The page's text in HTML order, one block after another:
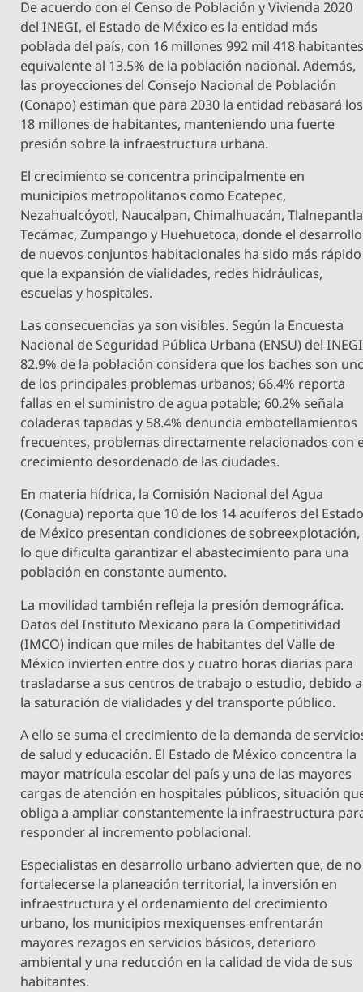
De acuerdo con el Censo de Población y Vivienda 2020
del INEGI, el Estado de México es la entidad más
poblada del país, con 16 millones 992 mil 418
equivalente al 13.5% de la población nacional. Además,
las proyecciones del Consejo Nacional de Población
(Conapo) estiman que para 2030 la entidad rebasará los
18 millones de habitantes, manteniendo una fuerte
presión sobre la infraestructura urbana.
El crecimiento se concentra principalmente en
municipios metropolitanos como Ecatepec,
Nezahualcóyotl, Naucalpan, Chimalhuacán,
Tecámac, Zumpango y Huehuetoca, donde el desarrollo
de nuevos conjuntos habitacionales ha sido más rápido
que la expansión de vialidades, redes hidráulicas,
escuelas y hospitales.
Las consecuencias ya son visibles. Según la Encuesta
Nacional de Seguridad Pública Urbana (ENSU) del
82.9% de la población considera que los baches son
de los principales problemas urbanos; 66.4% reporta
fallas en el suministro de agua potable; 60.2% señala
coladeras tapadas y 58.4% denuncia embotellamientos
frecuentes, problemas directamente relacionados con
crecimiento desordenado de las ciudades.
En materia hídrica, la Comisión Nacional del Agua
(Conagua) reporta que 10 de los 14 acuíferos del
de México presentan condiciones de sobreexplotación,
lo que dificulta garantizar el abastecimiento para una
población en constante aumento.
La movilidad también refleja la presión demográfica.
Datos del Instituto Mexicano para la Competitividad
(IMCO) indican que miles de habitantes del Valle de
México invierten entre dos y cuatro horas diarias para
trasladarse a sus centros de trabajo o estudio, debido a
la saturación de vialidades y del transporte público.
A ello se suma el crecimiento de la demanda de
de salud y educación. El Estado de México concentra la
mayor matrícula escolar del país y una de las mayores
cargas de atención en hospitales públicos, situación
obliga a ampliar constantemente la infraestructura
responder al incremento poblacional.
Especialistas en desarrollo urbano advierten que, de no
fortalecerse la planeación territorial, la inversión en
infraestructura y el ordenamiento del crecimiento
urbano, los municipios mexiquenses enfrentarán
mayores rezagos en servicios básicos, deterioro
ambiental y una reducción en la calidad de vida de sus
habitantes.